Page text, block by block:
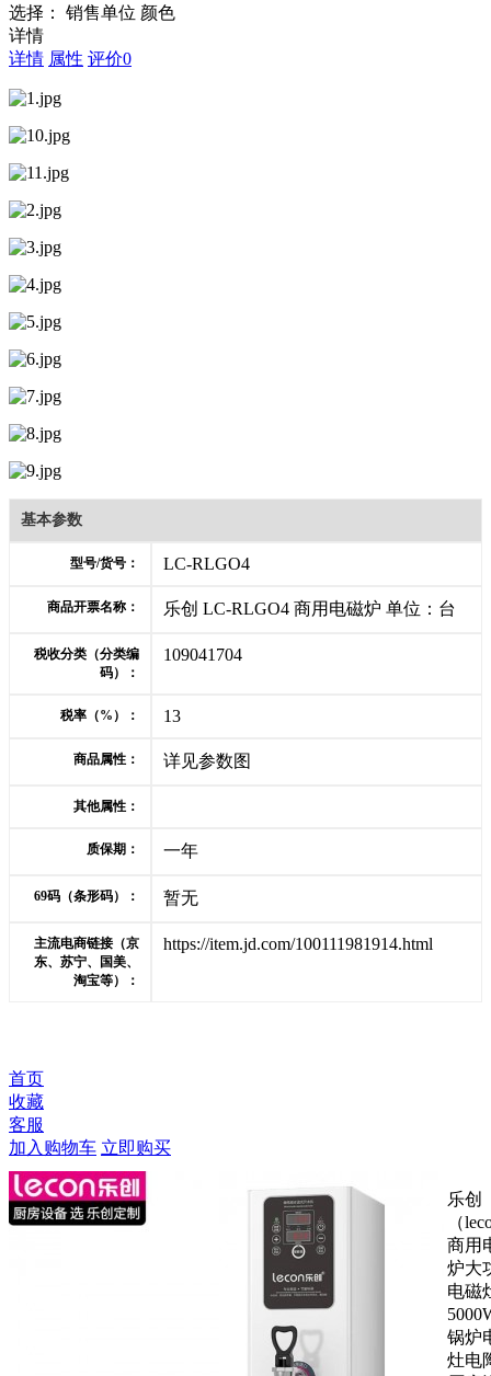
选择： 销售单位 颜色
详情
详情 属性 评价0
基本参数
型号/货号： LC-RLGO4
商品开票名称： 乐创 LC-RLGO4 商用电磁炉 单位：台
税收分类（分类编
码）：
109041704
税率（%）： 13
商品属性： 详见参数图
其他属性：
质保期： 一年
69码（条形码）： 暂无
主流电商链接（京
东、苏宁、国美、
淘宝等）：
https://item.jd.com/100111981914.html
首页
收藏
客服
加入购物车 立即购买
乐创
（
商用
炉大
电磁
锅炉
灶电